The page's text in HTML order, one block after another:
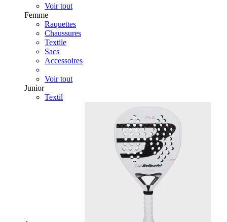
Voir tout
Femme
Raquettes
Chaussures
Textile
Sacs
Accessoires
Voir tout
Junior
Textil